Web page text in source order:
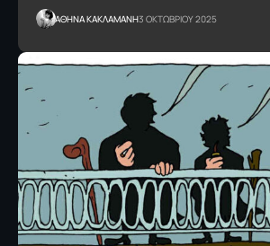
AΘΗΝΑ ΚΑΚΛΑΜΑΝΗ3 ΟΚΤΩΒΡΙΟΥ 2025